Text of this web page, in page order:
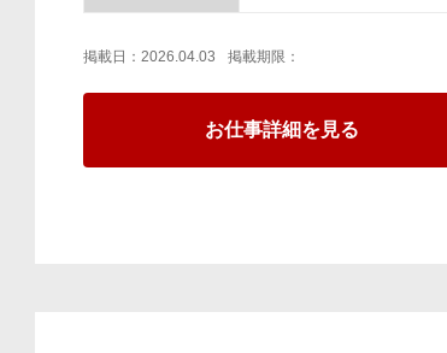
▶ 頑張っても給与が
掲載日：2026.04.03 掲載期限：
お仕事詳細を見る